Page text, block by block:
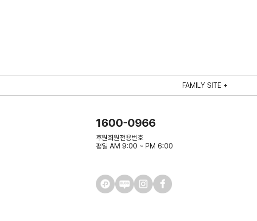
FAMILY SITE +
1600-0966
후원회원전용번호
평일 AM 9:00 ~ PM 6:00